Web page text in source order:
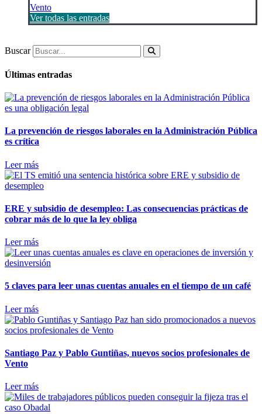
Vento
Ver todas las entradas
Buscar
Últimas entradas
La prevención de riesgos laborales en la Administración Pública
es crítica
Leer más
ERE y subsidio de desempleo: Las consecuencias prácticas de
cobrar más de lo que la ley obliga
Leer más
5 claves para leer unas cuentas anuales en el tiempo de un café
Leer más
Santiago Paz y Pablo Guntiñas, nuevos socios profesionales de
Vento
Leer más